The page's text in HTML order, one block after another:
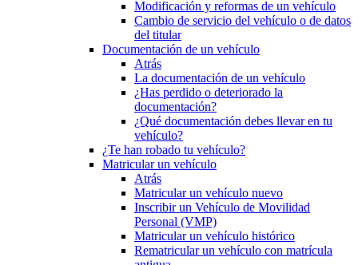
Modificación y reformas de un vehículo
Cambio de servicio del vehículo o de datos
del titular
Documentación de un vehículo
Atrás
La documentación de un vehículo
¿Has perdido o deteriorado la
documentación?
¿Qué documentación debes llevar en tu
vehículo?
¿Te han robado tu vehículo?
Matricular un vehículo
Atrás
Matricular un vehículo nuevo
Inscribir un Vehículo de Movilidad
Personal (VMP)
Matricular un vehículo histórico
Rematricular un vehículo con matrícula